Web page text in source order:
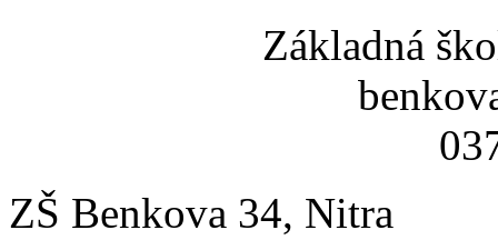
Základná
ZŠ Benkova 34, Nitra